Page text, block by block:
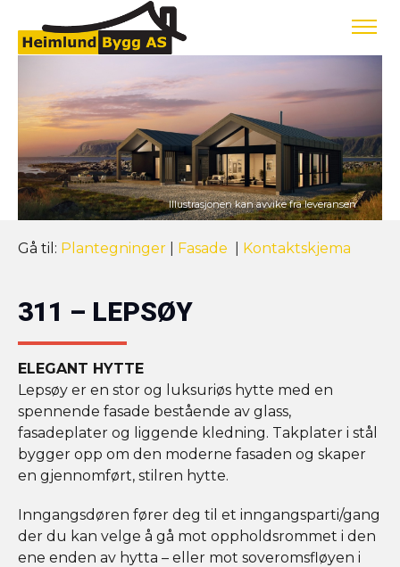
Gå til: Plantegninger Fasade Kontaktskjema
311 – LEPSØY
ELEGANT HYTTE
Lepsøy er en stor og luksuriøs hytte med en
spennende fasade bestående av glass,
fasadeplater og liggende kledning. Takplater i stål
bygger opp om den moderne fasaden og skaper
en gjennomført, stilren hytte.
Inngangsdøren fører deg til et inngangsparti/gang
der du kan velge å gå mot oppholdsrommet i den
ene enden av hytta – eller mot soveromsfløyen i